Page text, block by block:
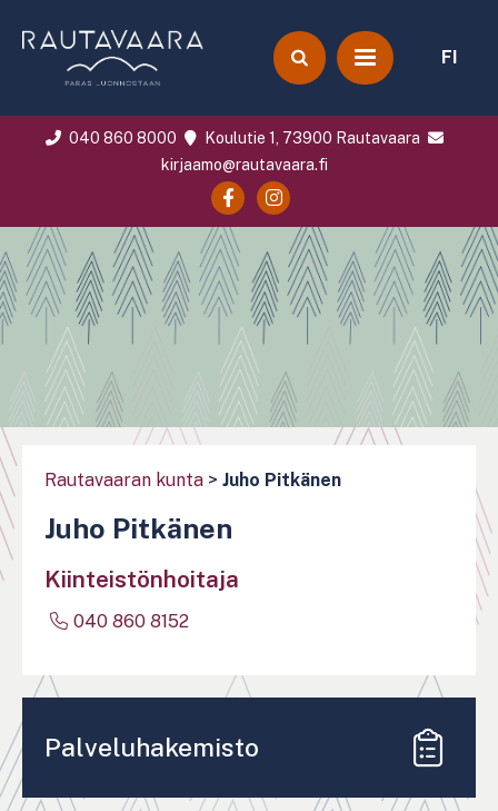
FI
040 860 8000
Koulutie 1, 73900 Rautavaara
kirjaamo@rautavaara.fi
Rautavaaran kunta > Juho Pitkänen
Juho Pitkänen
Kiinteistönhoitaja
040 860 8152
Palveluhakemisto